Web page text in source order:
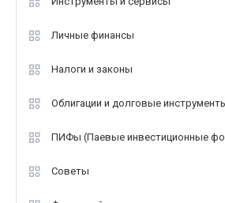
Личные финансы
Налоги и законы
Облигации и долговые
ПИФы (Паевые инвестиционные
Советы